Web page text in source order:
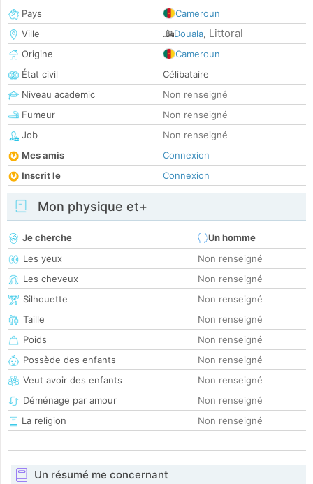
Pays
Cameroun
Ville
Douala, Littoral
Origine
Cameroun
État civil
Célibataire
Niveau academic
Non renseigné
Fumeur
Non renseigné
Job
Non renseigné
Mes amis
Connexion
Inscrit le
Connexion
Mon physique et+
Je cherche
Un homme
Les yeux
Non renseigné
Les cheveux
Non renseigné
Silhouette
Non renseigné
Taille
Non renseigné
Poids
Non renseigné
Possède des enfants
Non renseigné
Veut avoir des enfants
Non renseigné
Déménage par amour
Non renseigné
La religion
Non renseigné
Un résumé me concernant